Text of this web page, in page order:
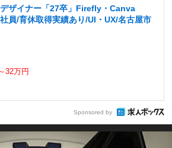
ザイナー「27卒」Firefly・Canva
員/育休取得実績あり/UI・UX/名古屋市
32万円
Sponsored by